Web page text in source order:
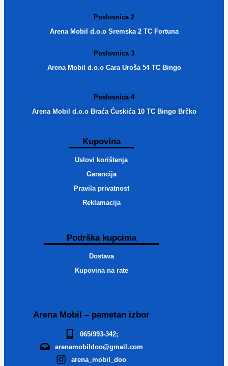
Poslovnica 2
Arena Mobil d.o.o Sremska 2 TC Fortuna
Poslovnica 3
Arena Mobil d.o.o Cara Uroša 54 TC Bingo
Poslovnica 4
Arena Mobil d.o.o Braća Ćuskića 10 TC Bingo Brčko
Kupovina
Uslovi korištenja
Garancija
Pravila privatnost
Reklamacija
Podrška kupcima
Dostava
Kupovina na rate
Arena Mobil – pametan izbor
065/993-342;
arenamobildoo@gmail.com
arena_mobil_doo